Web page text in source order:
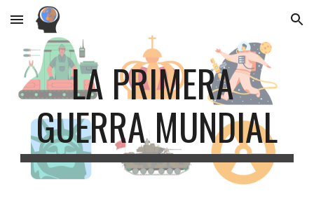
Skip to main content Skip to navigation
LA PRIMERA
GUERRA MUNDIAL